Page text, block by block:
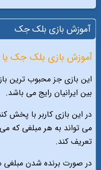
آموزش بازی بلک جک
آموزش بازی بلک جک یا 21 :
بين ايرانيان رايج مى باشد.
در اين بازى كاربر با پخش
مى تواند به هر مبلغى كه
تعريف كند.
در صورت برنده شدن مبلغى